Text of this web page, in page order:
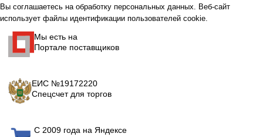
Вы соглашаетесь на обработку персональных данных. Веб-сайт
использует файлы идентификации пользователей cookie.
Мы есть на
Портале поставщиков
ЕИС №19172220
Спецсчет для торгов
С 2009 года на Яндексе